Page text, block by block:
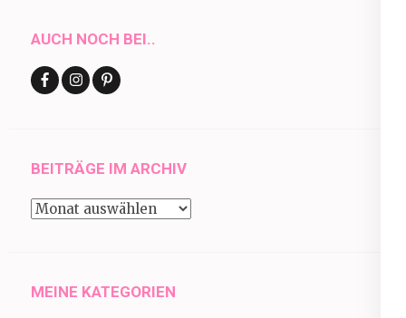
AUCH NOCH BEI..
BEITRÄGE IM ARCHIV
Beiträge
MEINE KATEGORIEN